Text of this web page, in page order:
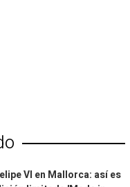
VI en Mallorca: así es